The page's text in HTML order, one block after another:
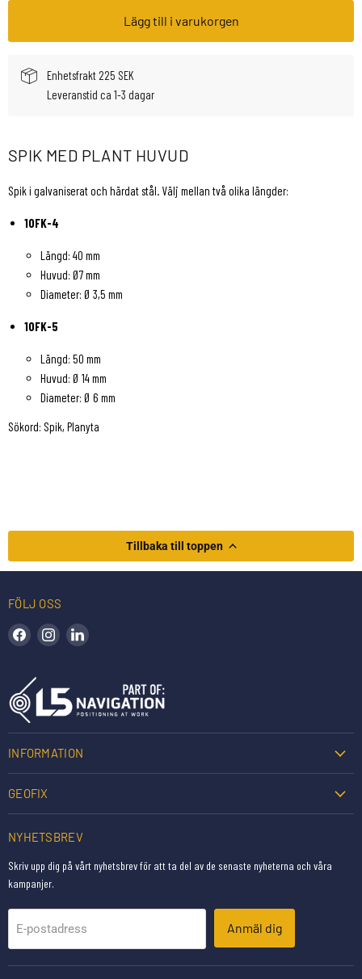
Lägg till i varukorgen
Enhetsfrakt 225 SEK
Leveranstid ca 1-3 dagar
SPIK MED PLANT HUVUD
Spik i galvaniserat och härdat stål. Välj mellan två olika längder:
10FK-4
Längd: 40 mm
Huvud: Ø7 mm
Diameter: Ø 3,5 mm
10FK-5
Längd: 50 mm
Huvud: Ø 14 mm
Diameter: Ø 6 mm
Sökord: Spik, Planyta
Tillbaka till toppen
FÖLJ OSS
Hitta oss på Facebook
Hitta oss på Instagram
INFORMATION
GEOFIX
NYHETSBREV
Skriv upp dig på vårt nyhetsbrev för att ta del av de senaste nyheterna och våra
kampanjer.
E-postadress Anmäl dig